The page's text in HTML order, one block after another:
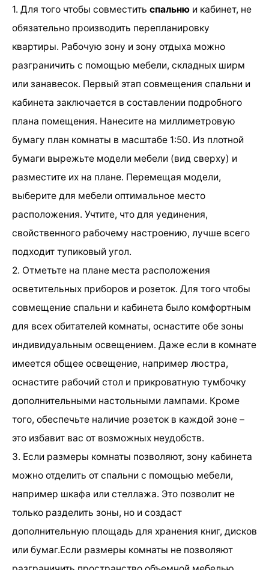
1. Для того чтобы совместить спальню и кабинет, не
обязательно производить перепланировку
квартиры. Рабочую зону и зону отдыха можно
разграничить с помощью мебели, складных ширм
или занавесок. Первый этап совмещения спальни и
кабинета заключается в составлении подробного
плана помещения. Нанесите на миллиметровую
бумагу план комнаты в масштабе 1:50. Из плотной
бумаги вырежьте модели мебели (вид сверху) и
разместите их на плане. Перемещая модели,
выберите для мебели оптимальное место
расположения. Учтите, что для уединения,
свойственного рабочему настроению, лучше всего
подходит тупиковый угол.
2. Отметьте на плане места расположения
осветительных приборов и розеток. Для того чтобы
совмещение спальни и кабинета было комфортным
для всех обитателей комнаты, оснастите обе зоны
индивидуальным освещением. Даже если в комнате
имеется общее освещение, например люстра,
оснастите рабочий стол и прикроватную тумбочку
дополнительными настольными лампами. Кроме
того, обеспечьте наличие розеток в каждой зоне –
это избавит вас от возможных неудобств.
3. Если размеры комнаты позволяют, зону кабинета
можно отделить от спальни с помощью мебели,
например шкафа или стеллажа. Это позволит не
только разделить зоны, но и создаст
дополнительную площадь для хранения книг, дисков
или бумаг.Если размеры комнаты не позволяют